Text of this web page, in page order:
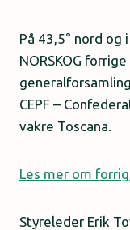
På 43,5° nord
NORSKOG
CEPF –
vakre Toscana.
Les mer om
Styreleder Erik